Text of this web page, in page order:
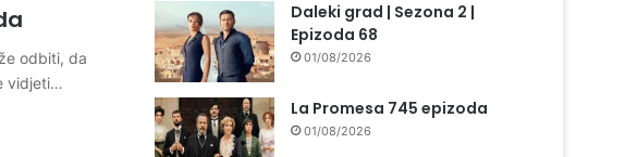
odbiti, da
vidjeti…
Daleki grad | Sezona 2 |
Epizoda 68
01/08/2026
La Promesa 745 epizoda
01/08/2026